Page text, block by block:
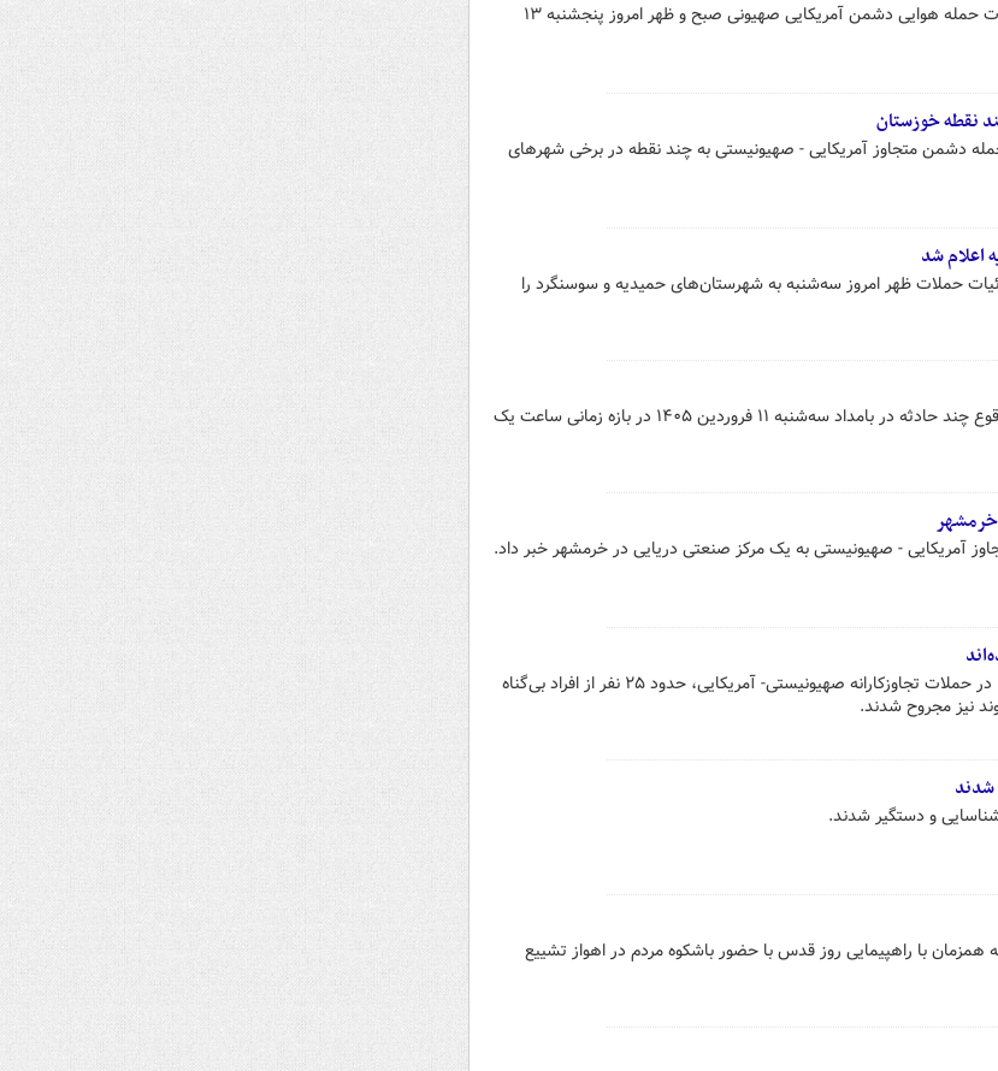
معاون امنیتی انتظامی استانداری خوزستان جزییات حمله هوایی دشمن آمریکایی صهیونی صبح و ظهر امروز پنجشنبه ۱۳
نقطه خوزستان
حمله دشمن متجاوز آمریکایی - صهیونیستی به چند نقطه در برخی شهرهای
اعلام شد
حملات ظهر امروز سه‌شنبه به شهرستان‌های حمیدیه و سوسنگرد را
معاون امنیتی و انتظامی استانداری خوزستان از وقوع چند حادثه در بامداد سه‌شنبه ۱۱ فروردین ۱۴۰۵ در بازه زمانی ساعت یک
آمریکایی - صهیونیستی به یک مرکز صنعتی دریایی در خرمشهر خبر داد.
معاون امنیتی انتظامی استانداری خوزستان گفت: در حملات تجاوزکارانه صهیونیستی- آمریکایی، حدود ۲۵ نفر از افراد بی‌گناه
شدند
و دستگیر شدند.
با راهپیمایی روز قدس با حضور باشکوه مردم در اهواز تشییع